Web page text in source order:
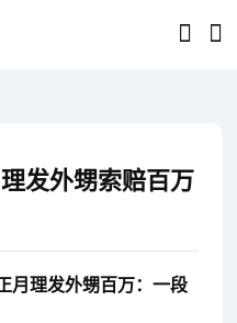
发外甥索赔百万
月理发外甥百万：一段